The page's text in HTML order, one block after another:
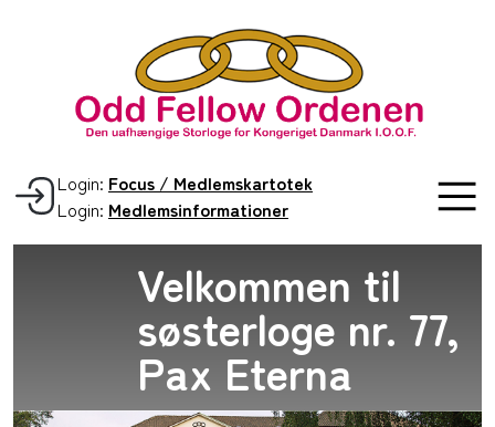
Login: Focus / Medlemskartotek
Login: Medlemsinformationer
Velkommen til
søsterloge nr. 77,
Pax Eterna